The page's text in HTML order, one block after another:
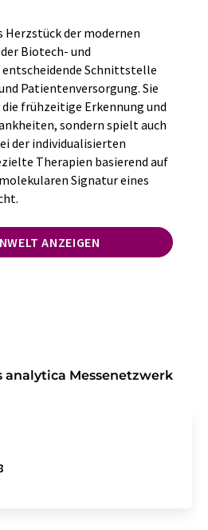
Herzstück der modernen
Biotech- und
Schnittstelle
Patientenversorgung. Sie
frühzeitige Erkennung und
sondern spielt auch
der individualisierten
Therapien basierend auf
Signatur eines
ANZEIGEN
Messenetzwerk